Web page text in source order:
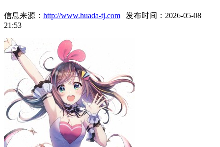
信息来源： http://www.huada-tj.com | 发布时间：2026-05-08
21:53